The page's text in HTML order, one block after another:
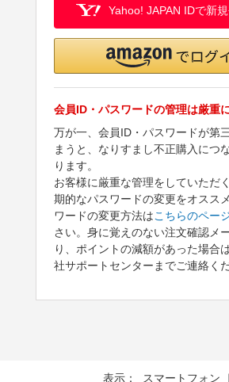
Yahoo! JAPAN IDで新
会員ID・パスワードの管理は厳重
万が一、会員ID・パスワードが第
まうと、なりすまし不正購入につ
ります。
お客様に厳重な管理をしていただ
期的なパスワードの変更をオスス
ワードの変更方法はこちらのペー
さい。身に覚えのない注文確認メ
り、ポイントの減額があった場合
社サポートセンターまでご連絡くだ
表示： スマートフォン